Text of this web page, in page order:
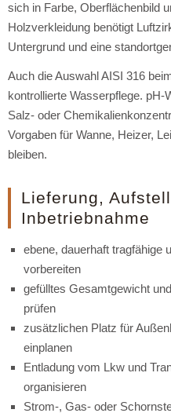
sich in Farbe, Oberflächenbild
Holzverkleidung benötigt
Untergrund und eine
Auch die Auswahl AISI 316
kontrollierte Wasserpflege.
Salz- oder
Vorgaben für Wanne, Heizer,
bleiben.
Lieferung,
Inbetriebnahme
ebene, dauerhaft tragfähige
vorbereiten
gefülltes Gesamtgewicht
prüfen
zusätzlichen Platz für
einplanen
Entladung vom Lkw und
organisieren
Strom-, Gas- oder